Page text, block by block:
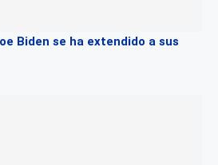
Biden se ha extendido a sus